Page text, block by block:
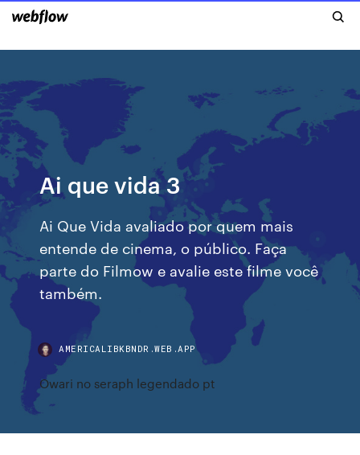
Ai que vida 3
Ai Que Vida avaliado por quem mais
entende de cinema, o público. Faça
parte do Filmow e avalie este filme você
também.
AMERICALIBKBNDR.WEB.APP
Owari no seraph legendado pt